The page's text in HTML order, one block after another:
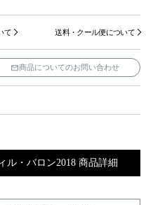
て 送料・クール便について
商品についてのお問い合わせ
ル・バロン2018 商品詳細